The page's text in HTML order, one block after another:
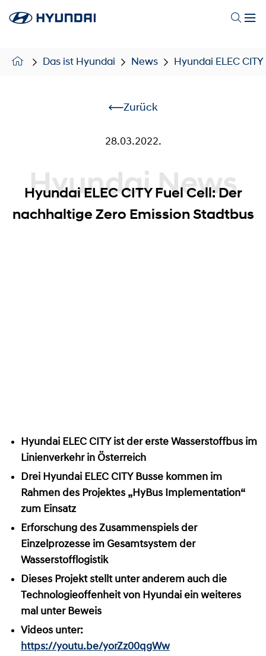
Das ist Hyundai News Hyundai ELEC
Zurück
28.03.2022.
Hyundai News
Hyundai ELEC CITY Fuel Cell: Der
nachhaltige Zero Emission Stadtbus
Hyundai ELEC CITY ist der erste Wasserstoffbus im
Linienverkehr in Österreich
Drei Hyundai ELEC CITY Busse kommen im
Rahmen des Projektes „HyBus Implementation“
zum Einsatz
Erforschung des Zusammenspiels der
Einzelprozesse im Gesamtsystem der
Wasserstofflogistik
Dieses Projekt stellt unter anderem auch die
Technologieoffenheit von Hyundai ein weiteres
mal unter Beweis
Videos unter:
https://youtu.be/yorZz00qgWw